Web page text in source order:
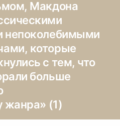
Макдона
непоколебимыми
которые
с тем, что
больше
жанра» (1)